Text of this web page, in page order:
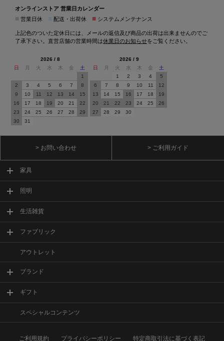
オンラインストア 営業日カレンダー
営業日休 配送・出荷休 ■ システムメンテナンス
上記色のついた定休日には、メールの返信及び商品の出荷は出来ませんのでご
了承下さい。直営店舗の営業時間は休業日のお知らせをご覧ください。
2026 / 8
日
月 火 水 木 金
土
1
2
3 4 5 6 7
8
9
10 11 12 13 14
15
16
17 18 19 20 21
22
23
24 25 26 27 28
29
30
31
2026 / 9
日
月 火 水 木 金
土
1
2 3 4
5
6
7 8 9 10 11
12
13
14 15 16 17 18
19
20
21 22 23 24 25
26
27
28 29 30
> お問い合わせ > ご利用ガイド
家具
照明
生活雑貨
ファブリック
アウトレット
ブランド
ギフト
スペシャルコンテンツ
ご利用規約 プライバシーポリシー 特定商取引法に基づく表記